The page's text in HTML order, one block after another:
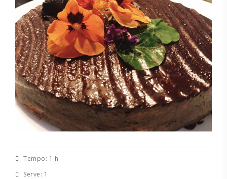
Tempo: 1 h
Serve: 1